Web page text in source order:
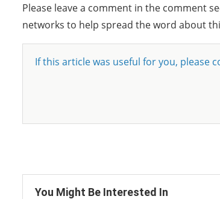
Please leave a comment in the comment
networks to help spread the word about
If this article was useful for you, please
You Might Be Interested In